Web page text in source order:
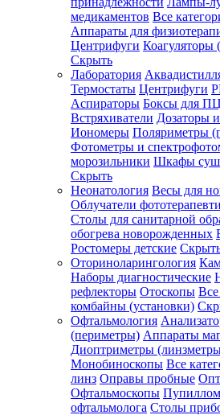
медикаментов Все
Аппараты для
Центрифуги Коагуляторы
Скрыть
Лаборатория
Термостаты Центрифуги
Аспираторы Боксы для
Встряхиватели Дозаторы
Иономеры Поляриметры
Фотометры и
морозильники Шкафы
Скрыть
Неонатология Весы для
Облучатели
Столы для санитарной
обогрева новорожденных
Ростомеры детские
Оториноларингология
Наборы диагностические
рефлекторы Отоскопы Все
комбайны (установки)
Офтальмология
(периметры) Аппараты
Диоптриметры
Монобиноскопы Все
линз Оправы пробные
Офтальмоскопы
офтальмолога Столы